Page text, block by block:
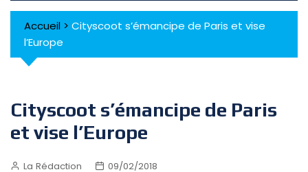
Accueil > Cityscoot s’émancipe de Paris et vise
l’Europe
Cityscoot s’émancipe de Paris
et vise l’Europe
La Rédaction
09/02/2018